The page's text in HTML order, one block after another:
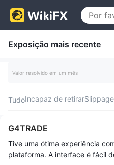
Exposição mais recente
Valor resolvido em um mês
TudoIncapaz de retirar
G4TRADE
Tive uma ótima experiência
plataforma. A interface é fácil